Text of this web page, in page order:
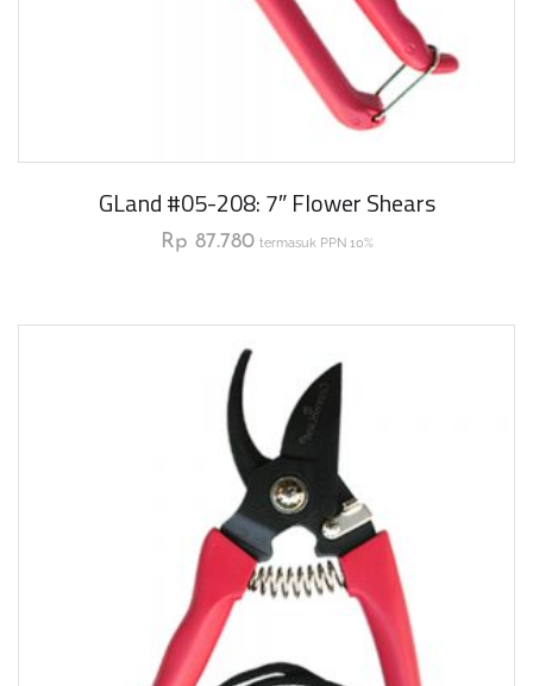
GLand #05-208: 7″ Flower Shears
Rp 87.780 termasuk PPN 10%